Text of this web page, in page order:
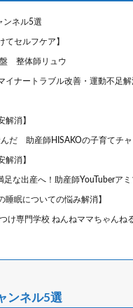
ンネル5選
てセルフケア】
整体師リュウ
イナートラブル改善・運動不足解
解消】
んだ 助産師HISAKOの子育てチ
解消】
足な出産へ！助産師YouTuberアミ
睡眠についての悩み解消】
け専門学校 ねんねママちゃんね
ンネル5選